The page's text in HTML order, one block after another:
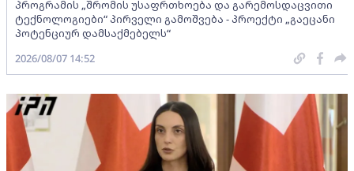
პროგრამის „შრომის უსაფრთხოება და გარემოსდაცვითი
ტექნოლოგიები“ პირველი გამოშვება - პროექტი „გაეცანი
პოტენციურ დამსაქმებელს“
2026/08/07 14:52